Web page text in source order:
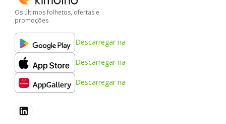
Os últimos folhetos, ofertas e
promoções
Descarregar na
Descarregar na
Descarregar na